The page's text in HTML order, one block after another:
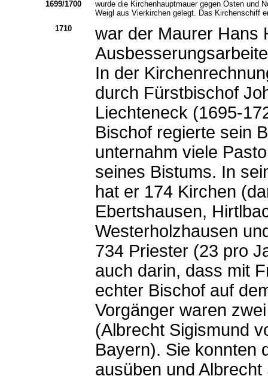
1699/1700
wurde die Kirchenhauptmauer gegen Osten und
Weigl aus Vierkirchen gelegt. Das Kirchenschiff
1710
war der Maurer Hans
In der
durch Fürstbischof
Liechteneck (1695-
Bischof regierte sein
unternahm viele
seines Bistums. In
hat er 174 Kirchen
Ebertshausen,
Westerholzhausen
734 Priester (23 pro
auch darin, dass mit
echter Bischof auf
Vorgänger waren
(Albrecht Sigismund
Bayern). Sie konnten
ausüben und